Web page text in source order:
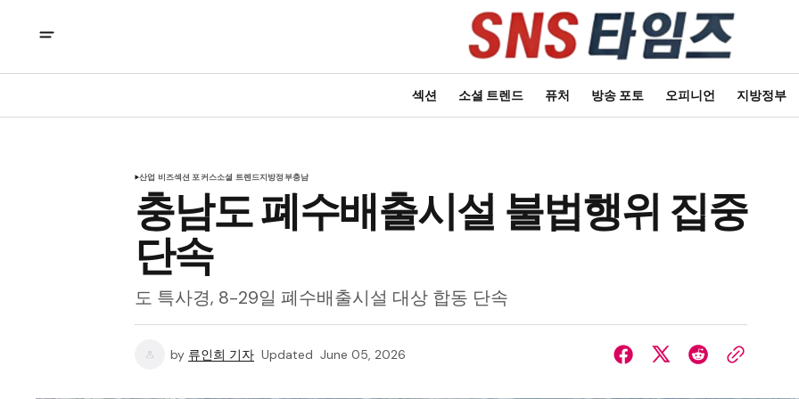
섹션 소셜 트렌드 퓨처 방송 포토 오피니언 지방정부
산업 비즈섹션 포커스소셜 트렌드지방정부충남
충남도 폐수배출시설 불법행위 집중
단속
도 특사경, 8-29일 폐수배출시설 대상 합동 단속
by 류인희 기자 Updated June 05, 2026